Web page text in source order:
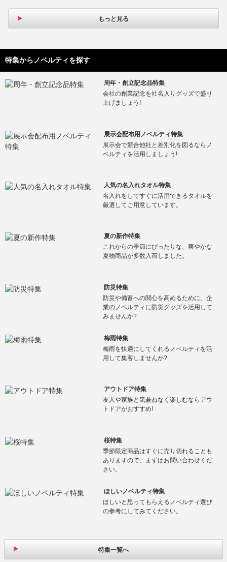
もっと見る
特集からノベルティを探す
周年・創立記念品特集
会社の創業記念を社名入りグッズで盛り
上げましょう!
展示会配布用ノベルティ特集
展示会で競合他社と差別化を図るならノ
ベルティを活用しましょう!
人気の名入れタオル特集
名入れをしてすぐに活用できるタオルを
厳選してご用意しています。
夏の新作特集
これからの季節にぴったりな、爽やかな
夏物商品が多数入荷しました。
防災特集
防災や備蓄への関心を高めるために、企
業のノベルティに防災グッズを活用して
みませんか?
梅雨特集
梅雨を快適にしてくれるノベルティを活
用して集客しませんか?
アウトドア特集
友人や家族と気兼ねなく楽しむならアウ
トドアがおすすめ!
桜特集
季節限定商品はすぐに売り切れることも
ありますので、まずはお問い合わせくだ
さい。
ほしいノベルティ特集
ほしいと思ってもらえるノベルティ選び
の参考にしてみてください。
特集一覧へ